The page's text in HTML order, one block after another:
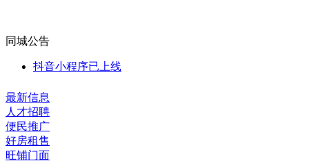
同城公告
抖音小程序已上线
最新信息
人才招聘
便民推广
好房租售
旺铺门面